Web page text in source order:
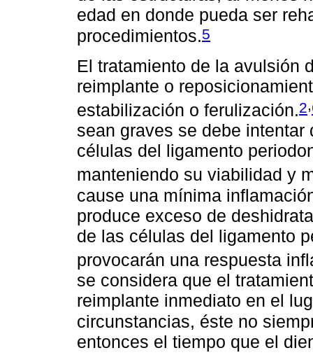
edad en donde pueda ser
procedimientos.5
El tratamiento de la avulsión
reimplante o
estabilización o ferulización.2,
sean graves se debe
células del ligamento
manteniendo su viabilidad y
cause una mínima
produce exceso de
de las células del ligamento
provocarán una respuesta
se considera que el
reimplante inmediato en el
circunstancias, éste no
entonces el tiempo que el